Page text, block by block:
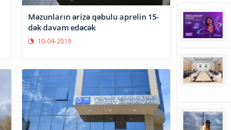
Məzunların ərizə qəbulu aprelin 15-
dək davam edəcək
10-04-2019